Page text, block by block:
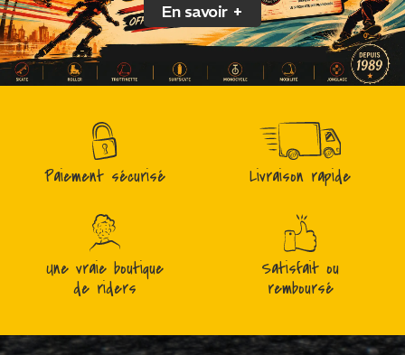
En savoir +
Paiement sécurisé Livraison rapide
Une vraie boutique
de riders
Satisfait ou
remboursé